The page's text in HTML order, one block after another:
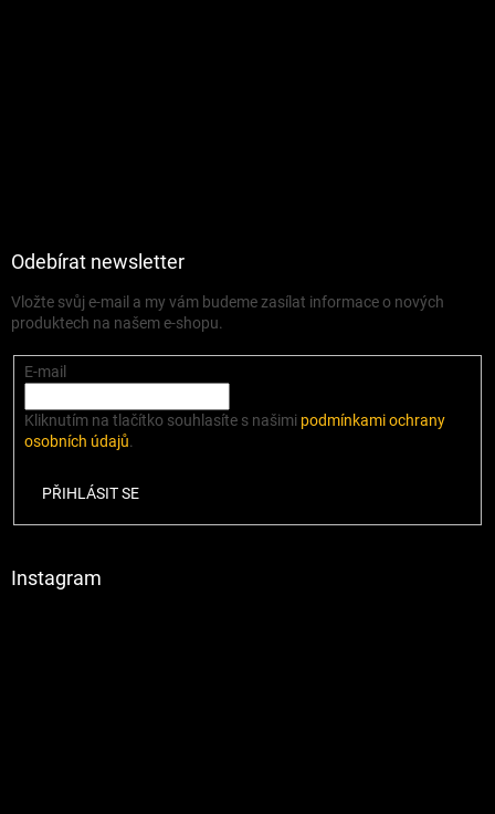
Odebírat newsletter
Vložte svůj e-mail a my vám budeme zasílat informace o nových
produktech na našem e-shopu.
E-mail
Kliknutím na tlačítko souhlasíte s našimi podmínkami ochrany
osobních údajů.
PŘIHLÁSIT SE
Instagram